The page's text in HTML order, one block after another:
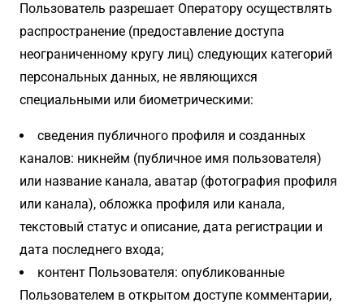
Пользователь разрешает Оператору осуществлять
распространение (предоставление доступа
неограниченному кругу лиц) следующих категорий
персональных данных, не являющихся
специальными или биометрическими:
сведения публичного профиля и созданных
каналов: никнейм (публичное имя пользователя)
или название канала, аватар (фотография профиля
или канала), обложка профиля или канала,
текстовый статус и описание, дата регистрации и
дата последнего входа;
контент Пользователя: опубликованные
Пользователем в открытом доступе комментарии,